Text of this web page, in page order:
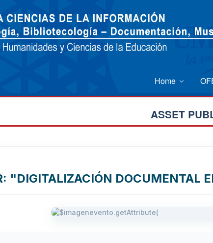
Home
ASSET
"DIGITALIZACIÓN DOCUMENTAL